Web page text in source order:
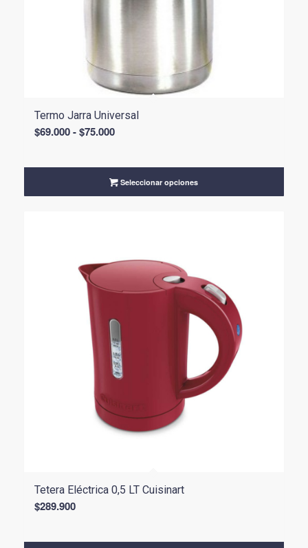
Termo Jarra Universal
$69.000 - $75.000Rango
desde
$69.000
Seleccionar opciones
Tetera Eléctrica 0,5 LT Cuisinart
$289.900